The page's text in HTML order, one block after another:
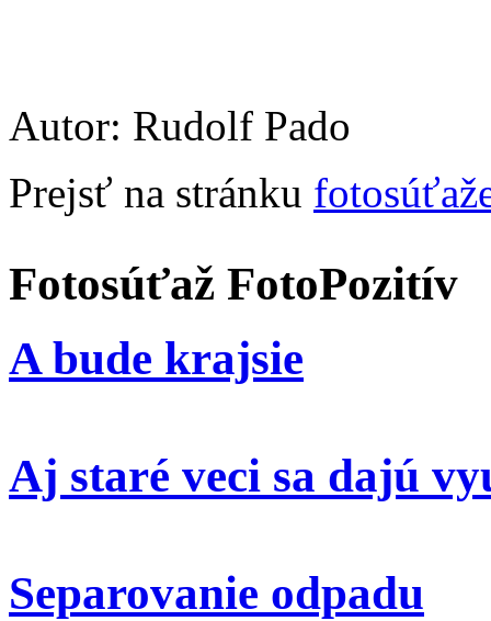
Autor: Rudolf Pado
Prejsť na stránku
Fotosúťaž FotoPozitív
A bude krajsie
Aj staré veci sa dajú
Separovanie odpadu